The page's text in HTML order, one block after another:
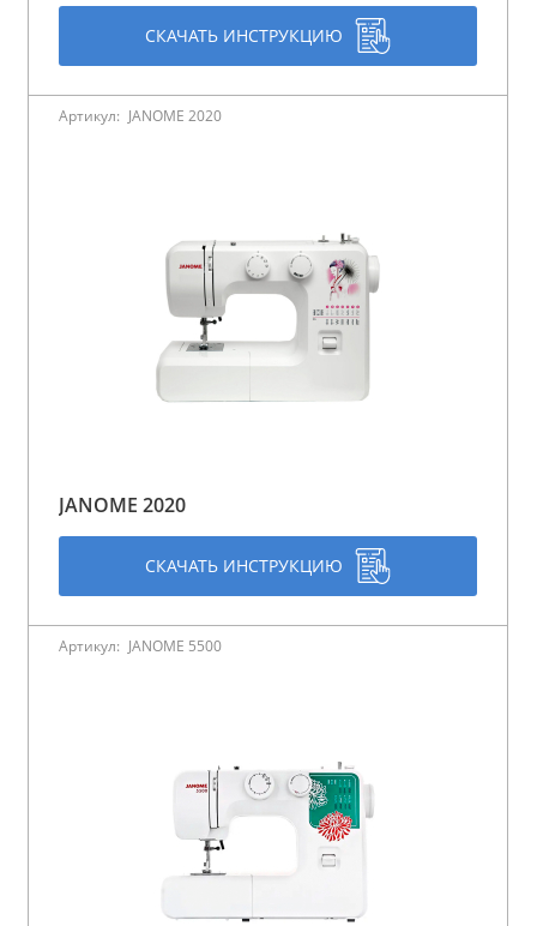
СКАЧАТЬ ИНСТРУКЦИЮ
Артикул: JANOME 2020
JANOME 2020
СКАЧАТЬ ИНСТРУКЦИЮ
Артикул: JANOME 5500